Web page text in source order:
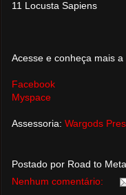
11 Locusta Sapiens
Acesse e conheça mais a
Facebook
Myspace
Assessoria: Wargods
Postado por Road to
Nenhum comentário: